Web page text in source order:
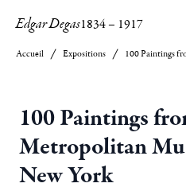
Edgar Degas1834– 1917
Accueil Expositions
100 Paintings
Metropolitan
New York